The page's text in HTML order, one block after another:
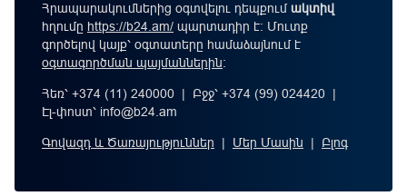
Հրապարակումներից օգտվելու դեպքումակտիվ
հղումը https://b24.am/ պարտադիր է: Մուտք
գործելով կայք՝ օգտատերը համաձայնում է
օգտագործման պայմաններին։
Հեռ՝ +374 (11) 240000 | Բջջ՝ +374 (99) 024420 |
Էլ-փոստ՝ info@b24.am
Գովազդ և Ծառայություններ | Մեր Մասին | Բլոգ